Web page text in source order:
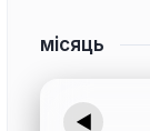
місяць
◀